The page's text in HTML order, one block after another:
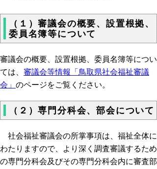
（１）審議会の概要、設置根拠、
委員名簿等について
審議会の概要、設置根拠、委員名簿等につい
ては、 審議会等情報「鳥取県社会福祉審議
会」 のページをご覧ください。
（２）専門分科会、部会について
社会福祉審議会の所掌事項は、福祉全体に
わたりますので、より深く調査審議するため
の専門分科会及びその専門分科会内に審査部